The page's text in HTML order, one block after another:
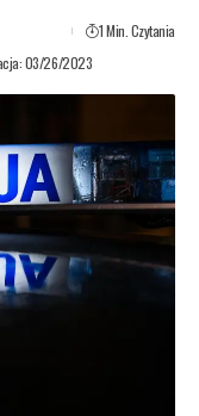
03/26/2023
1 Min. Czytania